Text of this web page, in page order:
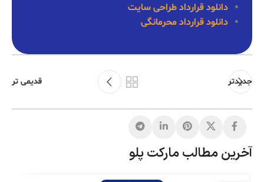
دانلود قرارداد طراحی سایت
دانلود قرارداد محرمانگی
جدیدتر قدیمی تر
آخرین مطالب مارکت پلو